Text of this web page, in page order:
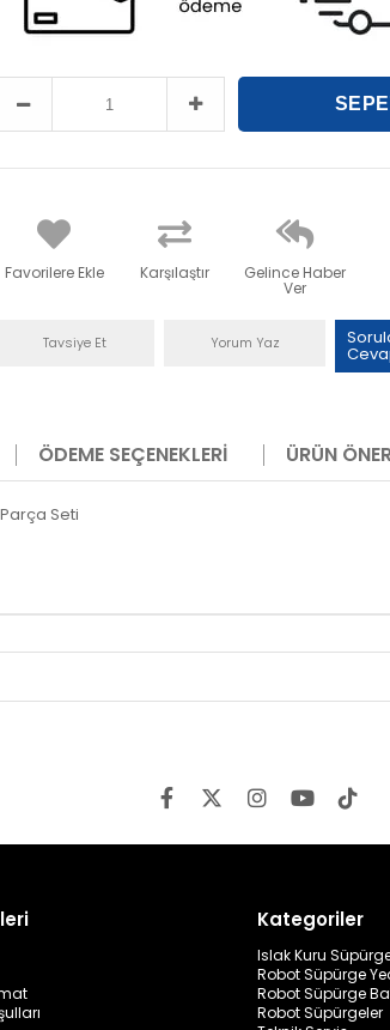
Favorilere Ekle Karşılaştır Gelince Haber
Ver
Tavsiye Et Yorum Yaz
ÖDEME SEÇENEKLERI ÜRÜN
Seti
Kategoriler
Islak Kuru
Robot Süpürge
Robot Süpürge
Robot Süpürgeler